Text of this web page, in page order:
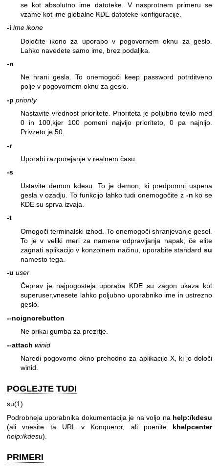
se kot absolutno ime datoteke. V nasprotnem primeru se
vzame kot ime globalne KDE datoteke konfiguracije.
-i ime ikone
Določite ikono za uporabo v pogovornem oknu za geslo.
Lahko navedete samo ime, brez podaljka.
-n
Ne hrani gesla. To onemogoči keep password potrditveno
polje v pogovornem oknu za geslo.
-p priority
Nastavite vrednost prioritete. Prioriteta je poljubno tevilo med
0 in 100,kjer 100 pomeni najvijo prioriteto, 0 pa najnijo.
Privzeto je 50.
-r
Uporabi razporejanje v realnem času.
-s
Ustavite demon kdesu. To je demon, ki predpomni uspena
gesla v ozadju. To funkcijo lahko tudi onemogočite z -n ko se
KDE su sprva izvaja.
-t
Omogoči terminalski izhod. To onemogoči shranjevanje gesel.
To je v veliki meri za namene odpravljanja napak; če elite
zagnati aplikacijo v konzolnem načinu, uporabite standard su
namesto tega.
-u user
Čeprav je najpogosteja uporaba KDE su zagon ukaza kot
superuser,vnesete lahko poljubno uporabniko ime in ustrezno
geslo.
--noignorebutton
Ne prikai gumba za prezrtje.
--attach winid
Naredi pogovorno okno prehodno za aplikacijo X, ki jo določi
winid.
POGLEJTE TUDI
su(1)
Podrobneja uporabnika dokumentacija je na voljo na help:/kdesu
(ali vnesite ta URL v Konqueror, ali poenite khelpcenter
help:/kdesu).
PRIMERI